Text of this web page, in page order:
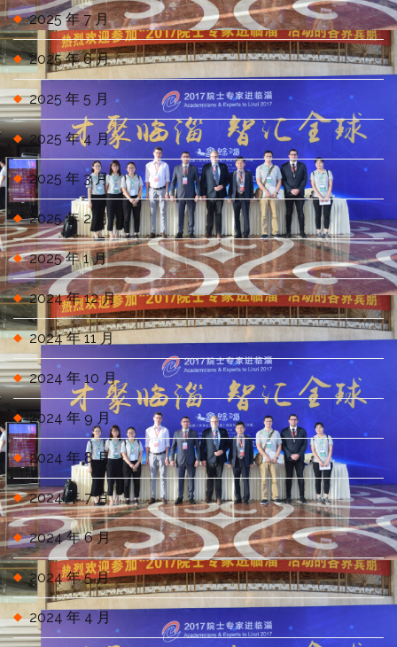
2025 年 7 月
2025 年 6 月
2025 年 5 月
2025 年 4 月
2025 年 3 月
2025 年 2 月
2025 年 1 月
2024 年 12 月
2024 年 11 月
2024 年 10 月
2024 年 9 月
2024 年 8 月
2024 年 7 月
2024 年 6 月
2024 年 5 月
2024 年 4 月